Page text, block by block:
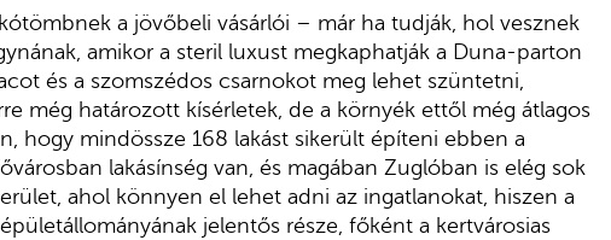
a jövőbeli vásárlói – már ha tudják, hol vesznek
amikor a steril luxust megkaphatják a Duna-parton
és a szomszédos csarnokot meg lehet szüntetni,
még határozott kísérletek, de a környék ettől még átlagos
hogy mindössze 168 lakást sikerült építeni ebben a
lakásínség van, és magában Zuglóban is elég sok
ahol könnyen el lehet adni az ingatlanokat, hiszen a
jelentős része, főként a kertvárosias